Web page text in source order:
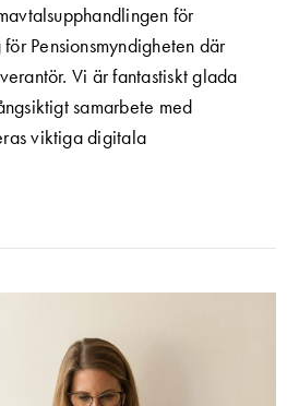
för
Pensionsmyndigheten där
Vi är fantastiskt glada
samarbete med
viktiga digitala